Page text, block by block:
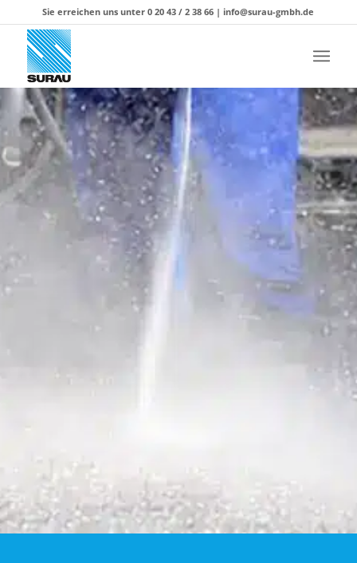
Sie erreichen uns unter 0 20 43 / 2 38 66 | info@surau-gmbh.de